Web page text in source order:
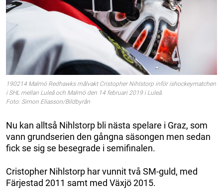
190214 Malmö Redhawks målvakt Cristopher Nihlstorp inför ishockeymatchen
i SHL mellan Luleå och Malmö den 14 februari 2019 i Luleå.
Foto: Simon Eliasson/Bildbyrån
Nu kan alltså Nihlstorp bli nästa spelare i Graz, som
vann grundserien den gångna säsongen men sedan
fick se sig se besegrade i semifinalen.
Cristopher Nihlstorp har vunnit två SM-guld, med
Färjestad 2011 samt med Växjö 2015.